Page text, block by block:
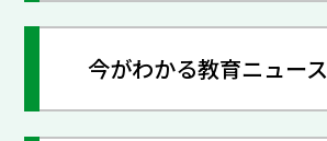
今がわかる教育ニュース